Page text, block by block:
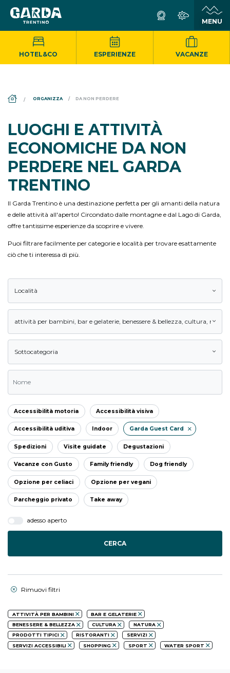
HOTEL&CO ESPERIENZE VACANZE
DS_BREADCRUMB.HOME
ORGANIZZA DA NON PERDERE
LUOGHI E ATTIVITÀ
ECONOMICHE DA NON
PERDERE NEL GARDA
TRENTINO
Il Garda Trentino è una destinazione perfetta per gli amanti della natura
e delle attività all'aperto! Circondato dalle montagne e dal Lago di Garda,
offre tantissime esperienze da scoprire e vivere.
Puoi filtrare facilmente per categorie e località per trovare esattamente
ciò che ti interessa di più.
Località
attività per bambini bar e gelaterie benessere & bellezza cultura natura
Sottocategoria
Accessibilità motoria Accessibilità visiva
Accessibilità uditiva Indoor Garda Guest Card
Spedizioni Visite guidate Degustazioni
Vacanze con Gusto Family friendly Dog friendly
Opzione per celiaci Opzione per vegani
Parcheggio privato Take away
adesso aperto
CERCA
Rimuovi filtri
ATTIVITÀ PER BAMBINI
BAR E GELATERIE
BENESSERE & BELLEZZA
CULTURA
NATURA
PRODOTTI TIPICI
RISTORANTI
SERVIZI
SERVIZI ACCESSIBILI
SHOPPING SPORT WATER SPORT